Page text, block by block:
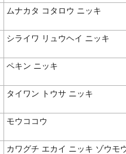
ムナカタ コタロウ ニッキ
シライワ リュウヘイ ニッキ
ペキン ニッキ
タイワン トウサ ニッキ
モウココウ
カワグチ エカイ ニッキ ゾウモ